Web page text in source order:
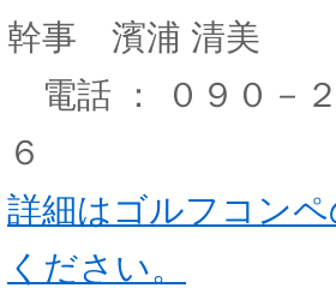
幹事 濱浦 清美
電話 ： ０９０－
６
詳細はゴルフコン
ください。